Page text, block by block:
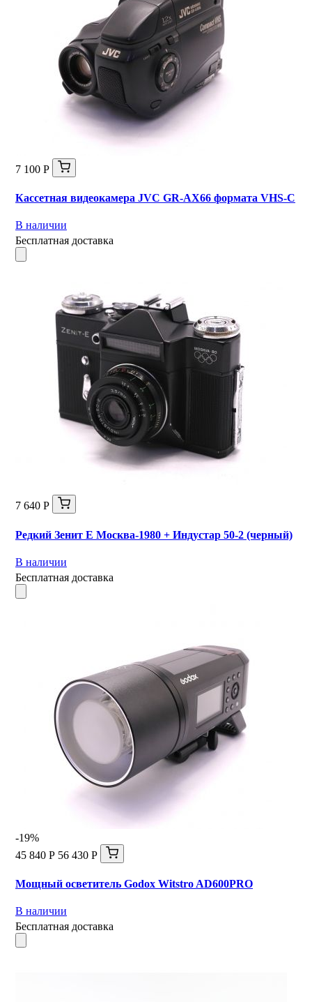
7 100 Р
Кассетная видеокамера JVC GR-AX66 формата VHS-C
В наличии
Бесплатная доставка
7 640 Р
Редкий Зенит Е Москва-1980 + Индустар 50-2 (черный)
В наличии
Бесплатная доставка
-19%
45 840 Р 56 430 Р
Мощный осветитель Godox Witstro AD600PRO
В наличии
Бесплатная доставка